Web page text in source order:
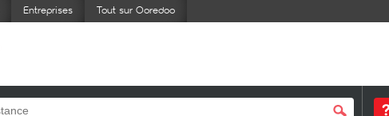
Entreprises Tout sur Ooredoo